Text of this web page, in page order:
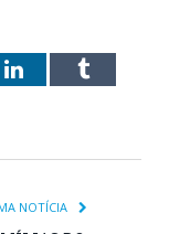
LinkedInTumblr
NOTÍCIA